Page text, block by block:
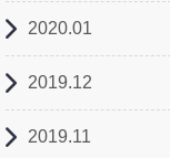
2020.01
2019.12
2019.11